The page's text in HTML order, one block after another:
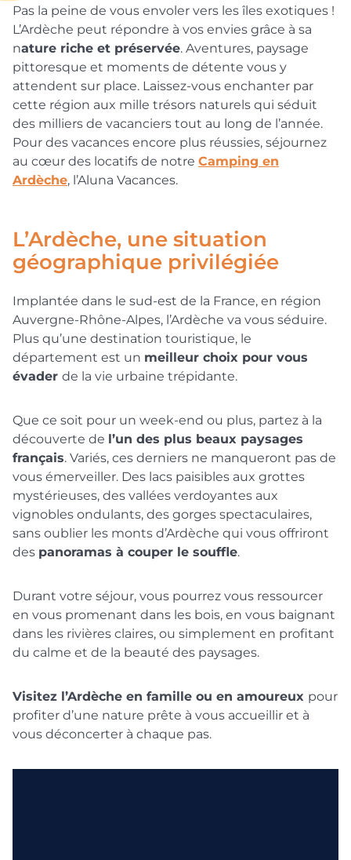
Pas la peine de vous envoler vers les îles exotiques !
L’Ardèche peut répondre à vos envies grâce à sa
nature riche et préservée. Aventures, paysage
pittoresque et moments de détente vous y
attendent sur place. Laissez-vous enchanter par
cette région aux mille trésors naturels qui séduit
des milliers de vacanciers tout au long de l’année.
Pour des vacances encore plus réussies, séjournez
au cœur des locatifs de notre Camping en
Ardèche, l’Aluna Vacances.
L’Ardèche, une situation
géographique privilégiée
Implantée dans le sud-est de la France, en région
Auvergne-Rhône-Alpes, l’Ardèche va vous séduire.
Plus qu’une destination touristique, le
département est un meilleur choix pour vous
évader de la vie urbaine trépidante.
Que ce soit pour un week-end ou plus, partez à la
découverte de l’un des plus beaux paysages
français. Variés, ces derniers ne manqueront pas de
vous émerveiller. Des lacs paisibles aux grottes
mystérieuses, des vallées verdoyantes aux
vignobles ondulants, des gorges spectaculaires,
sans oublier les monts d’Ardèche qui vous offriront
des panoramas à couper le souffle.
Durant votre séjour, vous pourrez vous ressourcer
en vous promenant dans les bois, en vous baignant
dans les rivières claires, ou simplement en profitant
du calme et de la beauté des paysages.
Visitez l’Ardèche en famille ou en amoureux pour
profiter d’une nature prête à vous accueillir et à
vous déconcerter à chaque pas.